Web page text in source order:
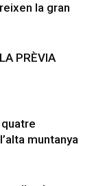
la gran
PRÈVIA
muntanya